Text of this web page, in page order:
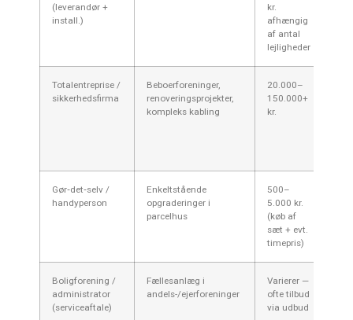
(leverandør +
install.)
kr.
afhængig
af antal
lejligheder
Totalentreprise /
sikkerhedsfirma
Beboerforeninger,
renoveringsprojekter,
kompleks kabling
20.000–
150.000+
kr.
Gør‑det‑selv /
handyperson
Enkeltstående
opgraderinger i
parcelhus
500–
5.000 kr.
(køb af
sæt + evt.
timepris)
Boligforening /
administrator
(serviceaftale)
Fællesanlæg i
andels-/ejerforeninger
Varierer —
ofte tilbud
via udbud